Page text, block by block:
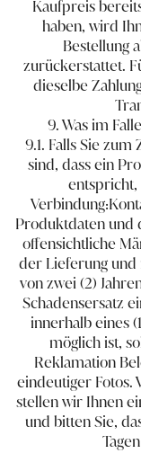
Kaufpreis
haben, wird
Bestellung
zurückerstattet.
dieselbe
9. Was im
9.1. Falls Sie
sind, dass ein
entspricht,
Verbindung:
Produktdaten und
offensichtliche
der Lieferung und
von zwei (2)
Schadensersatz
innerhalb eines
möglich ist,
Reklamation
eindeutiger Fotos.
stellen wir Ihnen
und bitten Sie,